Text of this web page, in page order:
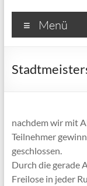
Menü
nachdem wir mit
Teilnehmer
geschlossen.
Durch die gerade
Freilose in jeder